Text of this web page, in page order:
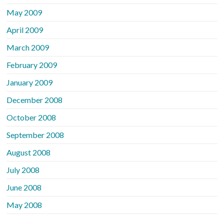
May 2009
April 2009
March 2009
February 2009
January 2009
December 2008
October 2008
September 2008
August 2008
July 2008
June 2008
May 2008